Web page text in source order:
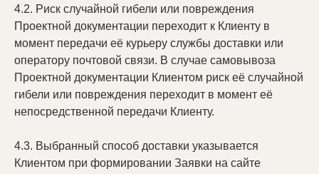
4.2. Риск случайной гибели или повреждения
Проектной документации переходит к Клиенту в
момент передачи её курьеру службы доставки или
оператору почтовой связи. В случае самовывоза
Проектной документации Клиентом риск её случайной
гибели или повреждения переходит в момент её
непосредственной передачи Клиенту.
4.3. Выбранный способ доставки указывается
Клиентом при формировании Заявки на сайте